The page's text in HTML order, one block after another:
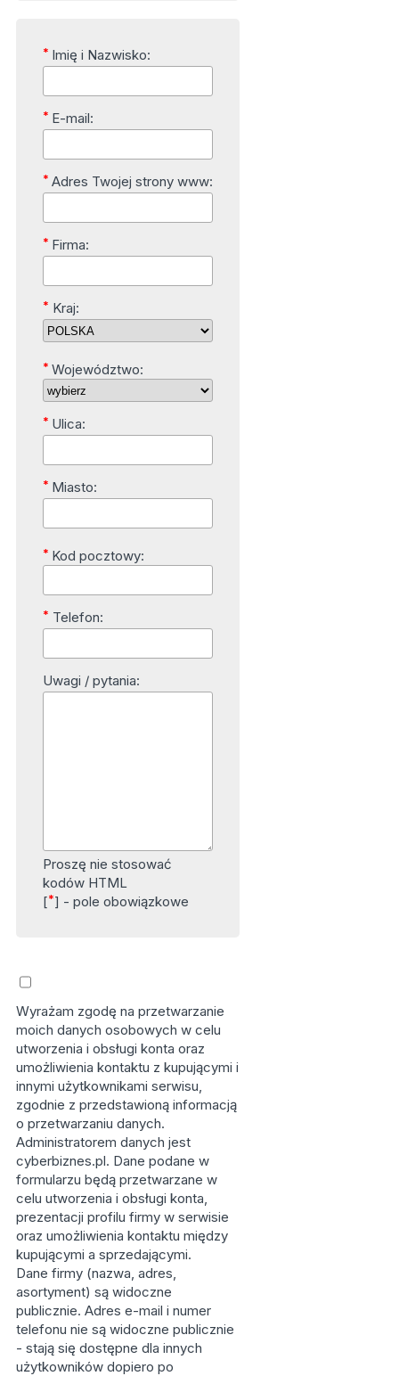
* Imię i Nazwisko:
* E-mail:
* Adres Twojej strony www:
* Firma:
* Kraj:
* Województwo:
* Ulica:
* Miasto:
* Kod pocztowy:
* Telefon:
Uwagi / pytania:
Proszę nie stosować
kodów HTML
[*] - pole obowiązkowe
Wyrażam zgodę na przetwarzanie
moich danych osobowych w celu
utworzenia i obsługi konta oraz
umożliwienia kontaktu z kupującymi i
innymi użytkownikami serwisu,
zgodnie z przedstawioną informacją
o przetwarzaniu danych.
Administratorem danych jest
cyberbiznes.pl. Dane podane w
formularzu będą przetwarzane w
celu utworzenia i obsługi konta,
prezentacji profilu firmy w serwisie
oraz umożliwienia kontaktu między
kupującymi a sprzedającymi.
Dane firmy (nazwa, adres,
asortyment) są widoczne
publicznie. Adres e-mail i numer
telefonu nie są widoczne publicznie
- stają się dostępne dla innych
użytkowników dopiero po